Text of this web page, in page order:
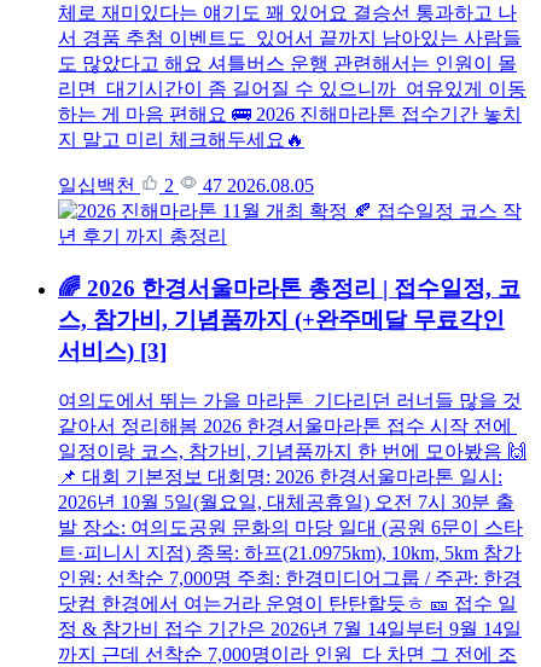
체로 재미있다는 얘기도 꽤 있어요 결승선 통과하고 나
서 경품 추첨 이벤트도 있어서 끝까지 남아있는 사람들
도 많았다고 해요 셔틀버스 운행 관련해서는 인원이 몰
리면 대기시간이 좀 길어질 수 있으니까 여유있게 이동
하는 게 마음 편해요 🚌 2026 진해마라톤 접수기간 놓치
지 말고 미리 체크해두세요🔥
일십백천 2 47 2026.08.05
🌈 2026 한경서울마라톤 총정리 | 접수일정, 코
스, 참가비, 기념품까지 (+완주메달 무료각인
서비스) [3]
여의도에서 뛰는 가을 마라톤 기다리던 러너들 많을 것
같아서 정리해봄 2026 한경서울마라톤 접수 시작 전에
일정이랑 코스, 참가비, 기념품까지 한 번에 모아봤음 🙌
📌 대회 기본정보 대회명: 2026 한경서울마라톤 일시:
2026년 10월 5일(월요일, 대체공휴일) 오전 7시 30분 출
발 장소: 여의도공원 문화의 마당 일대 (공원 6문이 스타
트·피니시 지점) 종목: 하프(21.0975km), 10km, 5km 참가
인원: 선착순 7,000명 주최: 한경미디어그룹 / 주관: 한경
닷컴 한경에서 여는거라 운영이 탄탄할듯ㅎ 🎫 접수 일
정 & 참가비 접수 기간은 2026년 7월 14일부터 9월 14일
까지 근데 선착순 7,000명이라 인원 다 차면 그 전에 조